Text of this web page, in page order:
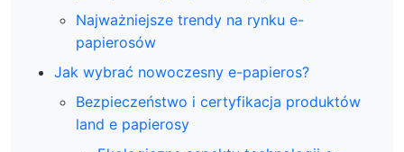
Najważniejsze trendy na rynku e-
papierosów
Jak wybrać nowoczesny e-papieros?
Bezpieczeństwo i certyfikacja produktów
land e papierosy